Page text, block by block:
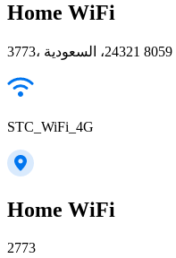
Home WiFi
STC_WiFi_4G
Home WiFi
2773